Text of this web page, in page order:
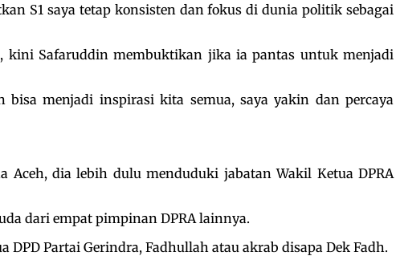
S1 saya tetap konsisten dan fokus di dunia politik sebagai
kini Safaruddin membuktikan jika ia pantas untuk menjadi
menjadi inspirasi kita semua, saya yakin dan percaya
Aceh, dia lebih dulu menduduki jabatan Wakil Ketua DPRA
dari empat pimpinan DPRA lainnya.
Partai Gerindra, Fadhullah atau akrab disapa Dek Fadh.